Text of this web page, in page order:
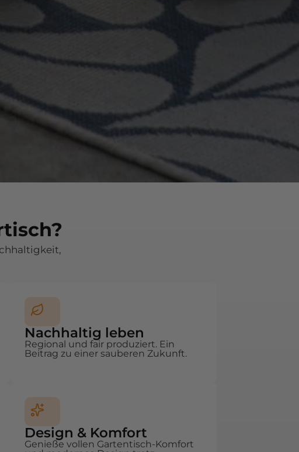
Nachhaltig leben
Regional und fair produziert. Ein
Beitrag zu einer sauberen Zukunft.
Design & Komfort
Genieße vollen Gartentisch-Komfort